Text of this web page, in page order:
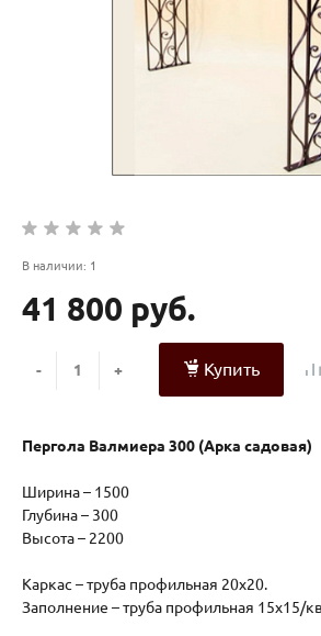
В наличии: 1
41 800 руб.
- + Купить
Пергола Валмиера 300 (Арка садовая)
Ширина – 1500
Глубина – 300
Высота – 2200
Каркас – труба профильная 20х20.
Заполнение – труба профильная 15х15/